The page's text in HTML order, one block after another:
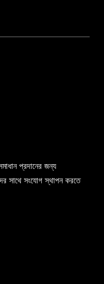
প্রদানের জন্য
সাথে সংযোগ স্থাপন করতে